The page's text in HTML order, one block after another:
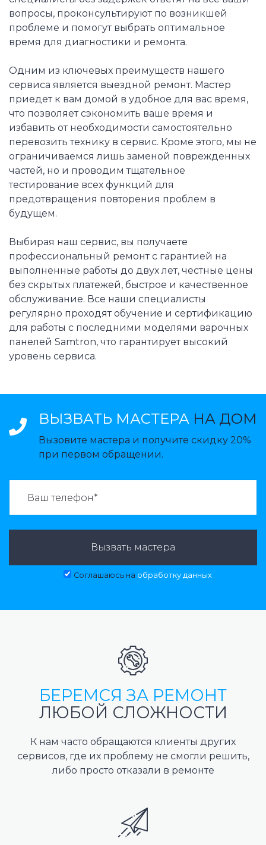
вопросы, проконсультируют по возникшей
проблеме и помогут выбрать оптимальное
время для диагностики и ремонта.
Одним из ключевых преимуществ нашего
сервиса является выездной ремонт. Мастер
приедет к вам домой в удобное для вас время,
что позволяет сэкономить ваше время и
избавить от необходимости самостоятельно
перевозить технику в сервис. Кроме этого, мы не
ограничиваемся лишь заменой поврежденных
частей, но и проводим тщательное
тестирование всех функций для
предотвращения повторения проблем в
будущем.
Выбирая наш сервис, вы получаете
профессиональный ремонт с гарантией на
выполненные работы до двух лет, честные цены
без скрытых платежей, быстрое и качественное
обслуживание. Все наши специалисты
регулярно проходят обучение и сертификацию
для работы с последними моделями варочных
панелей Samtron, что гарантирует высокий
уровень сервиса.
ВЫЗВАТЬ МАСТЕРА НА ДОМ
Вызовите мастера и получите скидку 20%
при первом обращении.
Вызвать мастера
Соглашаюсь на обработку данных
БЕРЕМСЯ ЗА РЕМОНТ
ЛЮБОЙ СЛОЖНОСТИ
К нам часто обращаются клиенты других
сервисов, где их проблему не смогли решить,
либо просто отказали в ремонте